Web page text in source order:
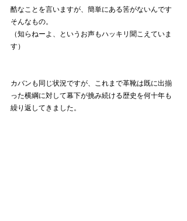
酷なことを言いますが、簡単にある筈がないんです
そんなもの。
（知らねーよ、というお声もハッキリ聞こえていま
す）
カバンも同じ状況ですが、これまで革靴は既に出揃
った横綱に対して幕下が挑み続ける歴史を何十年も
繰り返してきました。